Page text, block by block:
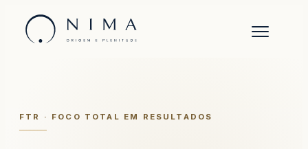
NIMA -Saúde baseada em valor
FTR · FOCO TOTAL EM RESULTADOS